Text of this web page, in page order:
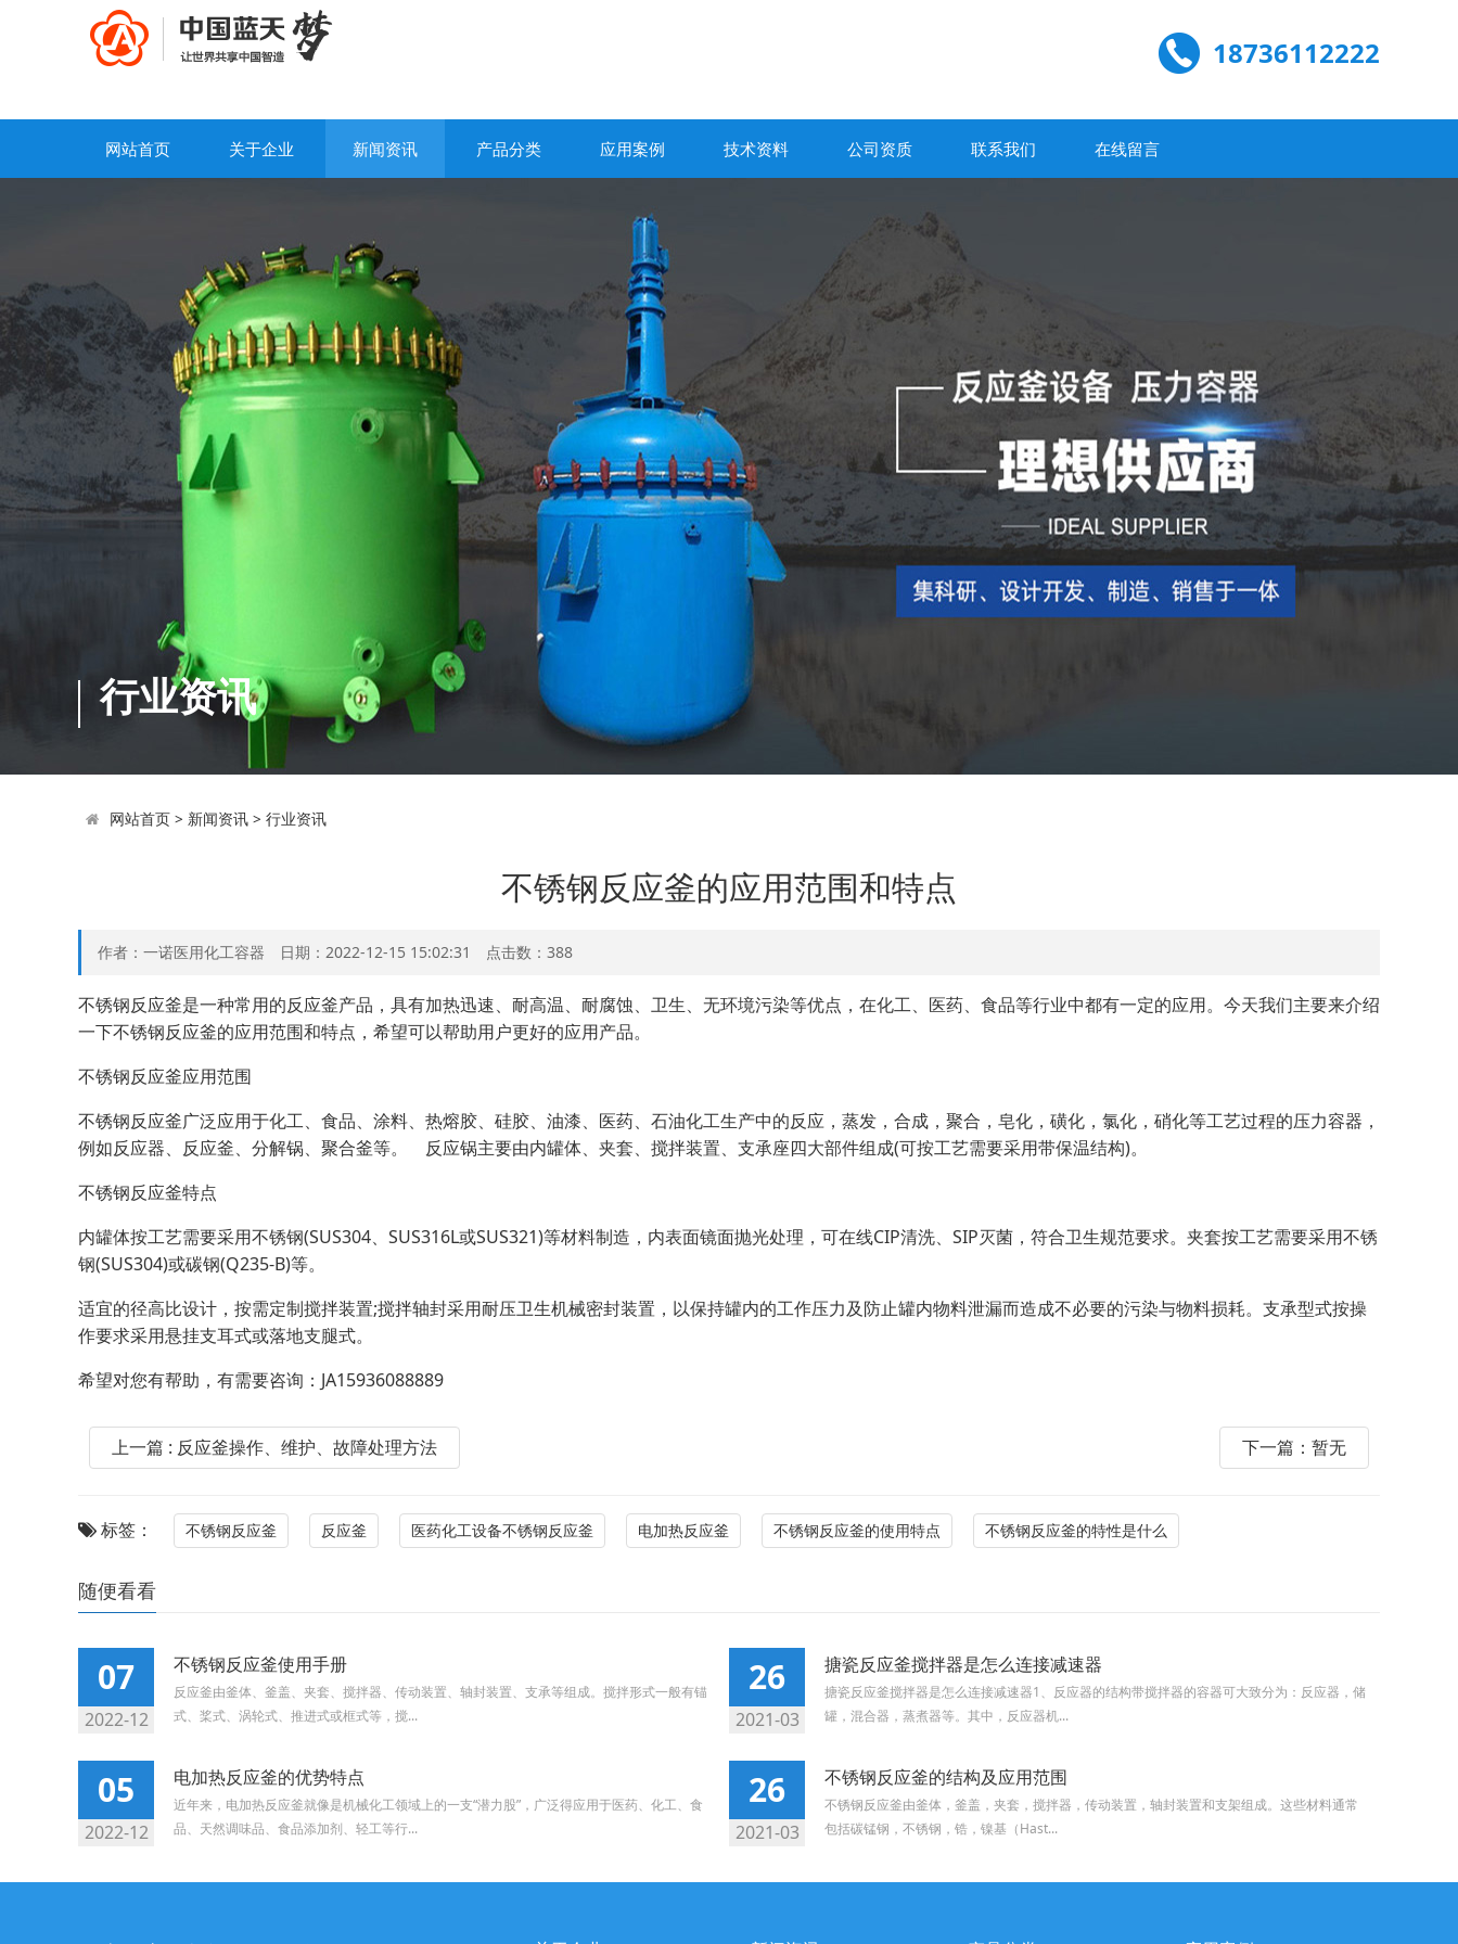
18736112222
网站首页 关于企业 新闻资讯 产品分类 应用案例 技术资料 公司资质 联系我们 在线留言
行业资讯
网站首页> 新闻资讯> 行业资讯
不锈钢反应釜的应用范围和特点
作者：一诺医用化工容器 日期：2022-12-15 15:02:31 点击数： 388
不锈钢反应釜是一种常用的反应釜产品，具有加热迅速、耐高温、耐腐蚀、卫生、无环境污染等优点，在化工、医药、食品等行业中都有一定的应用。今天我们主要来介绍
一下不锈钢反应釜的应用范围和特点，希望可以帮助用户更好的应用产品。
不锈钢反应釜应用范围
不锈钢反应釜广泛应用于化工、食品、涂料、热熔胶、硅胶、油漆、医药、石油化工生产中的反应，蒸发，合成，聚合，皂化，磺化，氯化，硝化等工艺过程的压力容器，
例如反应器、反应釜、分解锅、聚合釜等。 反应锅主要由内罐体、夹套、搅拌装置、支承座四大部件组成(可按工艺需要采用带保温结构)。
不锈钢反应釜特点
内罐体按工艺需要采用不锈钢(SUS304、SUS316L或SUS321)等材料制造，内表面镜面抛光处理，可在线CIP清洗、SIP灭菌，符合卫生规范要求。夹套按工艺需要采用不锈
钢(SUS304)或碳钢(Q235-B)等。
适宜的径高比设计，按需定制搅拌装置;搅拌轴封采用耐压卫生机械密封装置，以保持罐内的工作压力及防止罐内物料泄漏而造成不必要的污染与物料损耗。支承型式按操
作要求采用悬挂支耳式或落地支腿式。
希望对您有帮助，有需要咨询：JA15936088889
上一篇 : 反应釜操作、维护、故障处理方法 下一篇：暂无
标签： 不锈钢反应釜 反应釜 医药化工设备不锈钢反应釜 电加热反应釜 不锈钢反应釜的使用特点 不锈钢反应釜的特性是什么
随便看看
07
2022-12
不锈钢反应釜使用手册
反应釜由釜体、釜盖、夹套、搅拌器、传动装置、轴封装置、支承等组成。搅拌形式一般有锚
式、桨式、涡轮式、推进式或框式等，搅...
26
2021-03
搪瓷反应釜搅拌器是怎么连接减速器
搪瓷反应釜搅拌器是怎么连接减速器1、反应器的结构带搅拌器的容器可大致分为：反应器，储
罐，混合器，蒸煮器等。其中，反应器机...
05
2022-12
电加热反应釜的优势特点
近年来，电加热反应釜就像是机械化工领域上的一支“潜力股”，广泛得应用于医药、化工、食
品、天然调味品、食品添加剂、轻工等行...
26
2021-03
不锈钢反应釜的结构及应用范围
不锈钢反应釜由釜体，釜盖，夹套，搅拌器，传动装置，轴封装置和支架组成。这些材料通常
包括碳锰钢，不锈钢，锆，镍基（Hast...